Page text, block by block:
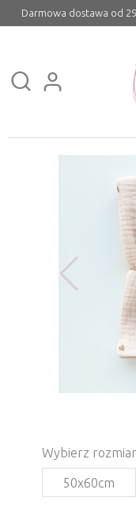
Darmowa dostawa od
Wybierz
50x60cm